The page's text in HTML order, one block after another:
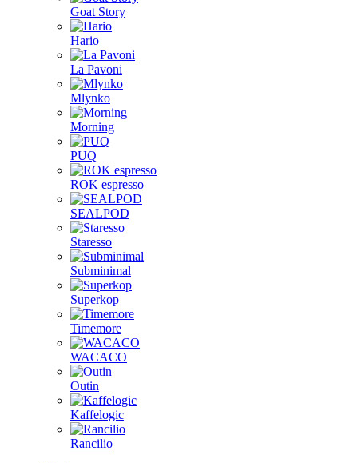
Goat Story
Hario
La Pavoni
Mlynko
Morning
PUQ
ROK espresso
SEALPOD
Staresso
Subminimal
Superkop
Timemore
WACACO
Outin
Kaffelogic
Rancilio